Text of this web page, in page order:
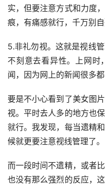
实，但要注意方式和力度
痕，有痛感就行，千万别自
5.非礼勿视。这就是视线
不刻意去看异性。上网时
闻，因为网上的新闻很多都
要是不小心看到了美女图
视。平时去人多的地方也
就行。我发现，每当遗精
候就更要注意视线管理了。
而一段时间不遗精，或者
也没有那么强烈的反应，